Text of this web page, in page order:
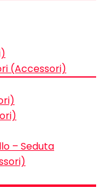
(Accessori)
– Seduta